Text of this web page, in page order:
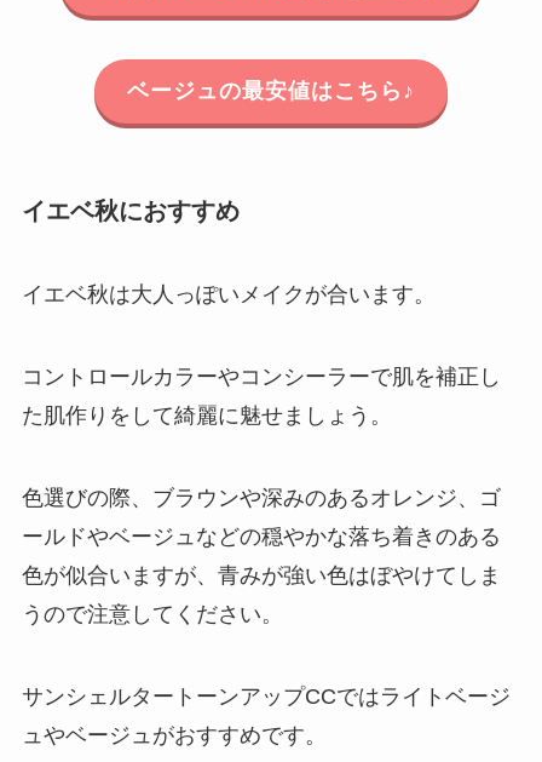
ベージュの最安値はこちら♪
イエベ秋におすすめ
イエベ秋は大人っぽいメイクが合います。
コントロールカラーやコンシーラーで肌を補正し
た肌作りをして綺麗に魅せましょう。
色選びの際、ブラウンや深みのあるオレンジ、ゴ
ールドやベージュなどの穏やかな落ち着きのある
色が似合いますが、青みが強い色はぼやけてしま
うので注意してください。
サンシェルタートーンアップCCではライトベージ
ュやベージュがおすすめです。